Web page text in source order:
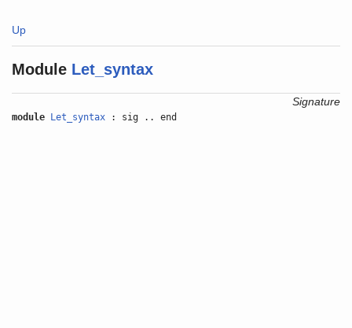
Up
Module Let_syntax
Signature
module Let_syntax : sig .. end